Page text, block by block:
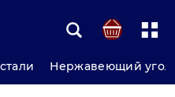
Нержавеющий